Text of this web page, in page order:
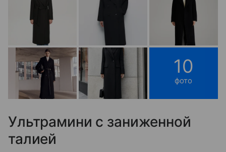
10
фото
Ультрамини с заниженной
талией